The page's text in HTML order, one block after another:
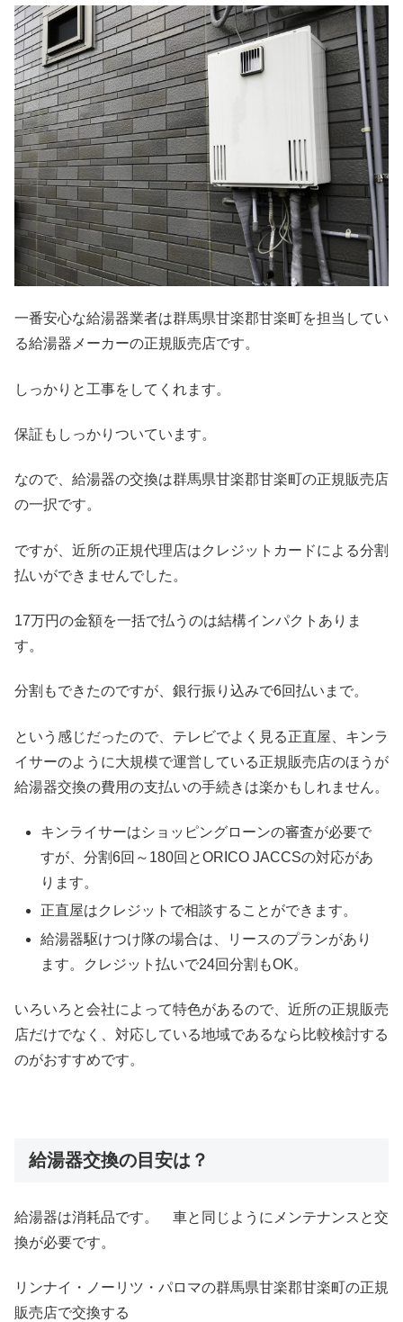
一番安心な給湯器業者は群馬県甘楽郡甘楽町を担当してい
る給湯器メーカーの正規販売店です。
しっかりと工事をしてくれます。
保証もしっかりついています。
なので、給湯器の交換は群馬県甘楽郡甘楽町の正規販売店
の一択です。
ですが、近所の正規代理店はクレジットカードによる分割
払いができませんでした。
17万円の金額を一括で払うのは結構インパクトありま
す。
分割もできたのですが、銀行振り込みで6回払いまで。
という感じだったので、テレビでよく見る正直屋、キンラ
イサーのように大規模で運営している正規販売店のほうが
給湯器交換の費用の支払いの手続きは楽かもしれません。
キンライサーはショッピングローンの審査が必要で
すが、分割6回～180回とORICO JACCSの対応があ
ります。
正直屋はクレジットで相談することができます。
給湯器駆けつけ隊の場合は、リースのプランがあり
ます。クレジット払いで24回分割もOK。
いろいろと会社によって特色があるので、近所の正規販売
店だけでなく、対応している地域であるなら比較検討する
のがおすすめです。
給湯器交換の目安は？
給湯器は消耗品です。 車と同じようにメンテナンスと交
換が必要です。
リンナイ・ノーリツ・パロマの群馬県甘楽郡甘楽町の正規
販売店で交換する